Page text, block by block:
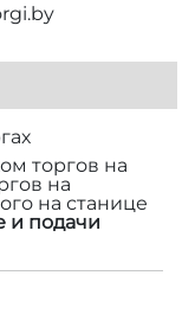
торгов на
на
на станице
и подачи